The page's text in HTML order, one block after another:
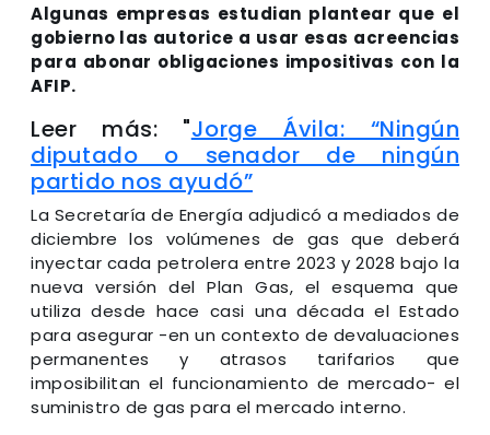
Algunas empresas estudian plantear que el
gobierno las autorice a usar esas acreencias
para abonar obligaciones impositivas con la
AFIP.
Leer más: "Jorge Ávila: “Ningún
diputado o senador de ningún
partido nos ayudó”
La Secretaría de Energía adjudicó a mediados de
diciembre los volúmenes de gas que deberá
inyectar cada petrolera entre 2023 y 2028 bajo la
nueva versión del Plan Gas, el esquema que
utiliza desde hace casi una década el Estado
para asegurar -en un contexto de devaluaciones
permanentes y atrasos tarifarios que
imposibilitan el funcionamiento de mercado- el
suministro de gas para el mercado interno.